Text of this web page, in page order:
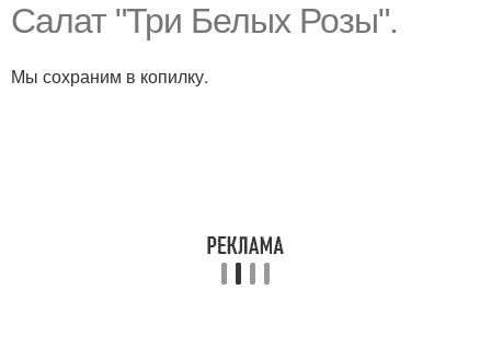
Салат "Три Белых Розы".
Мы сохраним в копилку.